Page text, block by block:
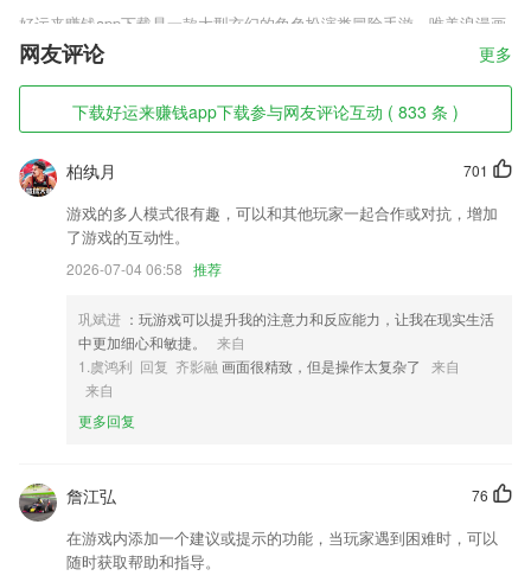
好运来赚钱app下载是一款大型玄幻的角色扮演类冒险手游，唯美浪漫画
风，炫酷华丽的技能特效，畅快淋漓的连招快感，在超大的世界地图里自
由探索，3D的游戏带来极致流畅的打斗画面，其中事物活灵活现，超多
副本等你创建角色挑战，完善社交系统语音开黑一起挑战团本，收服异
兽，无缝衔接超大地图自由冒险，发现秘宝，夺取修炼资源增强实力。
好运来赚钱app下载软件特色
1,【商城】积分商城和文化卡商城，打造线上线下一体化业态。
2,运动侦测: 在触发后可以通过邮件和推送自动报警，为您节省流量；
3,专车服务，优惠多多，出行新选择
5,个性主题交互
6,迅速开拓市场商机永不枯竭
好运来赚钱app下载软件优势
2.背单词时，来自英语听力应用《朗易思听》的数十万有声例句为你还原
单词的真实语境，让你在背单词的同时，掌握单词的词义和用法；
3.独特本地缓存，无网也能畅览视频
网友评论 更多
下载好运来赚钱app下载参与网友评论互动 ( 833 条 )
701
柏纨月
游戏的多人模式很有趣，可以和其他玩家一起合作或对抗，增加
了游戏的互动性。
2026-07-04 06:58 推荐
巩斌进 ：玩游戏可以提升我的注意力和反应能力，让我在现实生活
中更加细心和敏捷。
来自
1.虞鸿利 回复 齐影融 画面很精致，但是操作太复杂了
来自
来自
更多回复
76
詹江弘
在游戏内添加一个建议或提示的功能，当玩家遇到困难时，可以
随时获取帮助和指导。